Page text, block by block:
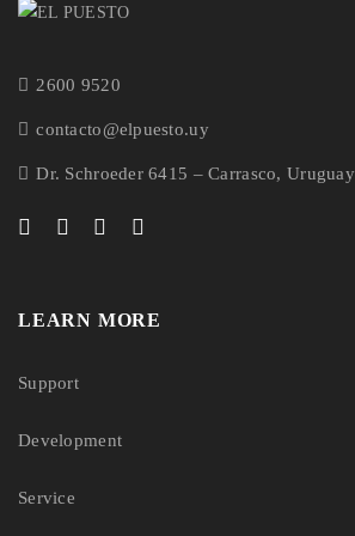
2600 9520
contacto@elpuesto.uy
Dr. Schroeder 6415 – Carrasco, Uruguay
LEARN MORE
Support
Development
Service